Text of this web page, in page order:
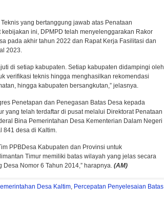
yang bertanggung jawab atas Penataan
ini, DPMPD telah menyelenggarakan Rakor
pada akhir tahun 2022 dan Rapat Kerja Fasilitasi dan
2023.
di setiap kabupaten. Setiap kabupaten didampingi oleh
verifikasi teknis hingga menghasilkan rekomendasi
hingga kabupaten bersangkutan,” jelasnya.
Penetapan dan Penegasan Batas Desa kepada
yang telah terdaftar di pusat melalui Direktorat Penataan
Bina Pemerintahan Desa Kementerian Dalam Negeri
841 desa di Kaltim.
PPBDesa Kabupaten dan Provinsi untuk
Timur memiliki batas wilayah yang jelas secara
Nomor 6 Tahun 2014,” harapnya. (AM)
Desa Kaltim, Percepatan Penyelesaian Batas